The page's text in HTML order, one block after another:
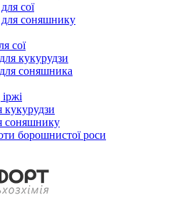
сої
соняшнику
сої
кукурудзи
соняшника
соняшнику
борошнистої роси